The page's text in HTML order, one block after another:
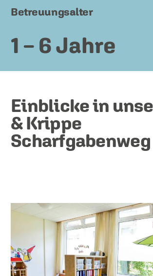
Betreuungsalter
1 – 6 Jahre
Einblicke in
& Krippe
Scharfgabenweg